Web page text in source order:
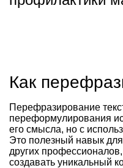
Как
Перефразирование
переформулирования
его смысла, но с
Это полезный навык
других
создавать уникальный